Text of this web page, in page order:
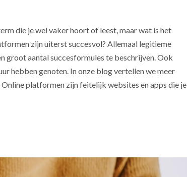
die je wel vaker hoort of leest, maar wat is het
zijn uiterst succesvol? Allemaal legitieme
groot aantal succesformules te beschrijven. Ook
hebben genoten. In onze blog vertellen we meer
platformen zijn feitelijk websites en apps die je